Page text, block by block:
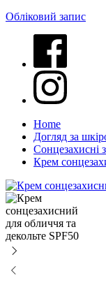
Обліковий запис
Home
Догляд за
Сонцезахисні
Крем